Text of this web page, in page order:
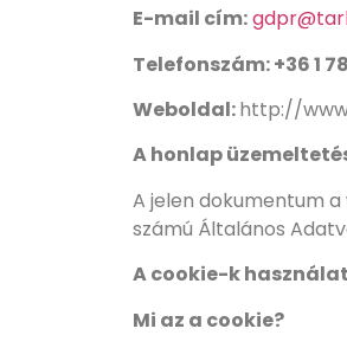
E-mail cím:
Telefonszám: +36 1
Weboldal:http://
A honlap
A jelen dokumentum
számú Általános
A cookie-k
Mi az a cookie?